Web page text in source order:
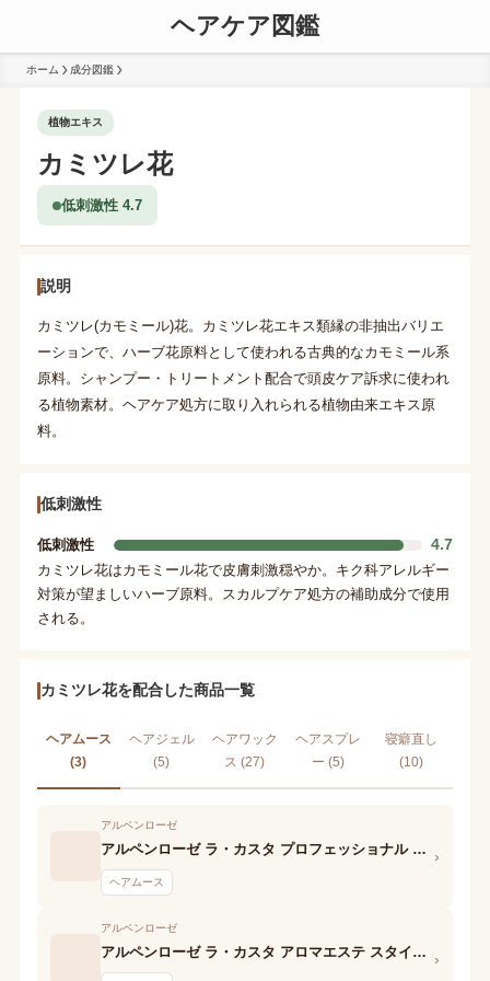
ヘアケア図鑑
ホーム 成分図鑑
植物エキス
カミツレ花
低刺激性 4.7
説明
カミツレ(カモミール)花。カミツレ花エキス類縁の非抽出バリエ
ーションで、ハーブ花原料として使われる古典的なカモミール系
原料。シャンプー・トリートメント配合で頭皮ケア訴求に使われ
る植物素材。ヘアケア処方に取り入れられる植物由来エキス原
料。
低刺激性
低刺激性 4.7
カミツレ花はカモミール花で皮膚刺激穏やか。キク科アレルギー
対策が望ましいハーブ原料。スカルプケア処方の補助成分で使用
される。
カミツレ花を配合した商品一覧
ヘアムース
(3)
ヘアジェル
(5)
ヘアワック
ス (27)
ヘアスプレ
ー (5)
寝癖直し
(10)
アルペンローゼ
アルペンローゼ ラ・カスタ プロフェッショナル スタイリング ボリュームアレンジ フォーム
ヘアムース
›
アルペンローゼ
アルペンローゼ ラ・カスタ アロマエステ スタイリングフォーム ボリュームアップ ›